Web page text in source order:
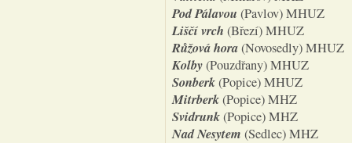
Pod Pálavou (Pavlov) MHUZ
Liščí vrch (Březí) MHUZ
Růžová hora(Novosedly) MHUZ
Kolby(Pouzdřany) MHUZ
Sonberk(Popice) MHUZ
Mitrberk(Popice) MHZ
Svidrunk(Popice) MHZ
Nad Nesytem (Sedlec) MHZ